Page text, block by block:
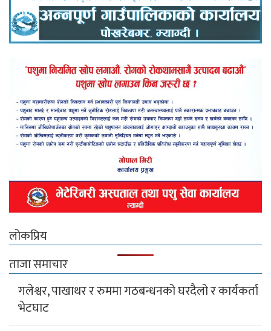
लोकप्रिय
ताजा समाचार
गलेश्वर, पाखाथर र रुममा गठबन्धनको घरदैलो र कार्यकर्ता
भेटघाट